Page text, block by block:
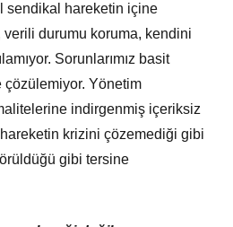
sendikal hareketin içine
verili durumu koruma, kendini
Sorunlarımız basit
Yönetim
indirgenmiş içeriksiz
krizini çözemediği gibi
gibi tersine